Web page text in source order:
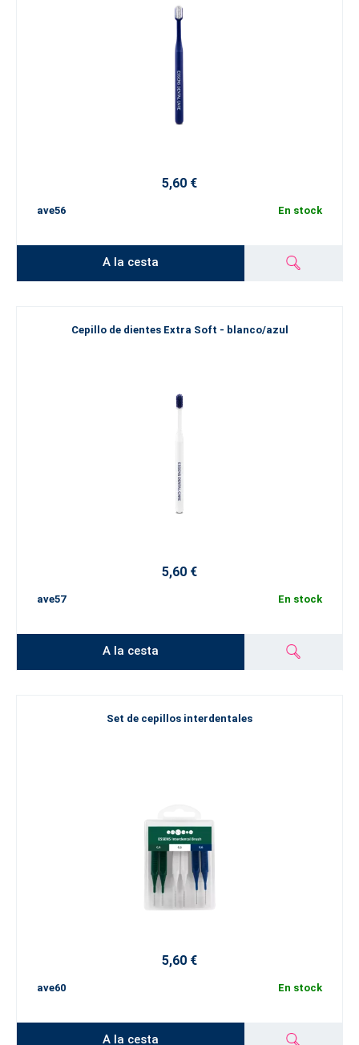
5,60 €
ave56 En stock
A la cesta
Cepillo de dientes Extra Soft - blanco/azul
5,60 €
ave57 En stock
A la cesta
Set de cepillos interdentales
5,60 €
ave60 En stock
A la cesta